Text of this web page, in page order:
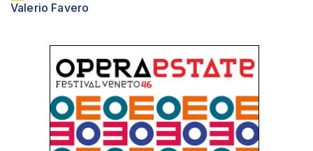
Valerio Favero